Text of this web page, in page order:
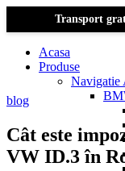
Transport
Acasa
Produse
Navigatie
blog
Cât este
VW ID.3 în